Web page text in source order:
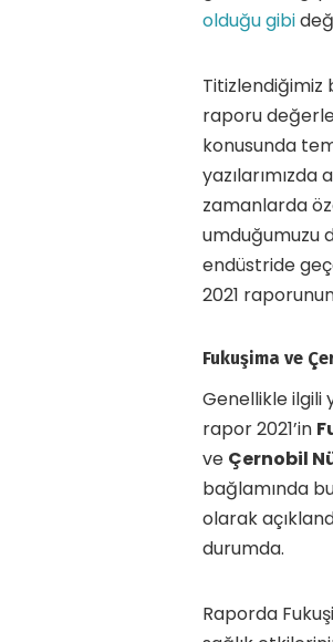
olduğu gibi
Titizlendiğimiz
raporu
konusunda
yazılarımızda
zamanlarda
umduğumuzu
endüstride
2021
Fukuşima ve
Genellikle ilgili
rapor 2021’in
ve Çernobil
bağlamında
olarak
durumda.
Raporda